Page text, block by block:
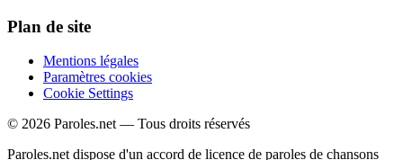
Plan de site
Mentions légales
Paramètres cookies
Cookie Settings
© 2026 Paroles.net — Tous droits réservés
Paroles.net dispose d'un accord de licence de paroles de chansons